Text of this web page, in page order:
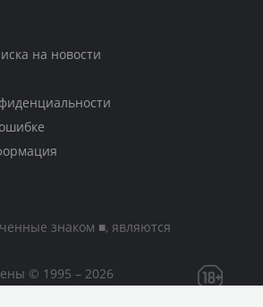
на новости
знаком ■, являются
© 1995 – 2026